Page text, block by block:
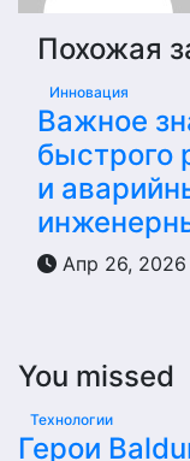
Похожая
Инновация
Важное
быстрого
и
Апр 26, 2026
You missed
Технологии
Герои